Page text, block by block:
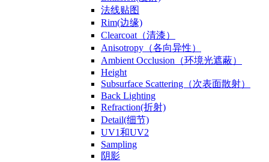
法线贴图
Rim(边缘)
Clearcoat（清漆）
Anisotropy（各向异性）
Ambient Occlusion（环境光遮蔽）
Height
Subsurface Scattering（次表面散射）
Back Lighting
Refraction(折射)
Detail(细节)
UV1和UV2
Sampling
阴影